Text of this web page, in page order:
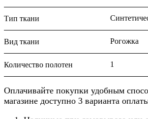
Тип ткани
Вид ткани Рогожка
Количество полотен 1
Оплачивайте покупки удобным
магазине доступно 3 варианта